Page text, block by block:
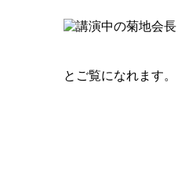
とご覧になれます。